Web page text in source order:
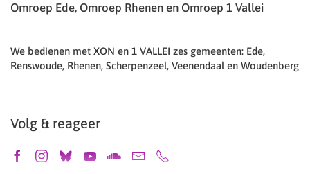
Omroep Ede, Omroep Rhenen en Omroep 1 Vallei
We bedienen met XON en 1 VALLEI zes gemeenten: Ede,
Renswoude, Rhenen, Scherpenzeel, Veenendaal en Woudenberg
Volg & reageer